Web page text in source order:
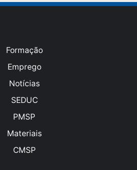
Formação
Emprego
Notícias
SEDUC
PMSP
Materiais
CMSP